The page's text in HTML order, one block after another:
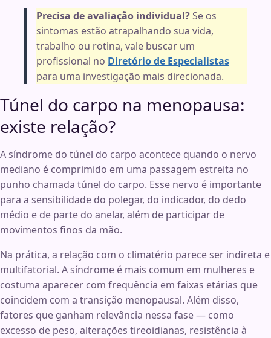
Precisa de avaliação individual?Se os
sintomas estão atrapalhando sua vida,
trabalho ou rotina, vale buscar um
profissional no Diretório de Especialistas
para uma investigação mais direcionada.
Túnel do carpo na menopausa:
existe relação?
A síndrome do túnel do carpo acontece quando o nervo
mediano é comprimido em uma passagem estreita no
punho chamada túnel do carpo. Esse nervo é importante
para a sensibilidade do polegar, do indicador, do dedo
médio e de parte do anelar, além de participar de
movimentos finos da mão.
Na prática, a relação com o climatério parece ser indireta e
multifatorial. A síndrome é mais comum em mulheres e
costuma aparecer com frequência em faixas etárias que
coincidem com a transição menopausal. Além disso,
fatores que ganham relevância nessa fase — como
excesso de peso, alterações tireoidianas, resistência à